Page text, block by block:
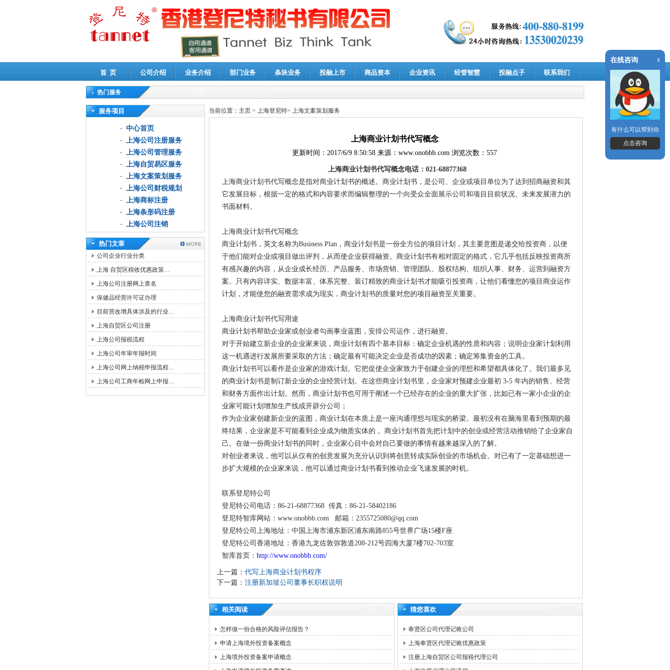
首 页 公司介绍 业务介绍 部门业务 条块业务 投融上市 商品资本 企业资讯 经管智慧 投融点子 联系我们
热门服务
高新技术企业认定审计|企业所得税汇算清缴申报鉴证
服务项目
中心首页
上海公司注册服务
上海公司管理服务
上海自贸易区服务
上海文案策划服务
上海公司财税规划
上海商标注册
上海条形码注册
上海公司注销
热门文章
公司企业行业分类
上海 自贸区税收优惠政策…
上海公司注册网上查名
保健品经营许可证办理
目前营改增具体涉及的行业…
上海自贸区公司注册
上海公司报税流程
上海公司年审年报时间
上海公司网上纳税申报流程…
上海公司工商年检网上申报…
当前位置： 主页 > 上海登尼特> 上海文案策划服务
上海商业计划书代写概念
更新时间： 2017/6/9 8:50:58 来源： www.onobbb.com 浏览次数：557
上海商业计划书代写概念电话：021-68877368
上海商业计划书代写概念是指对商业计划书的概述。商业计划书，是公司、企业或项目单位为了达到招商融资和其
它发展目标，根据一定的格式和内容要求而编辑整理的一个向受众全面展示公司和项目目前状况、未来发展潜力的
书面材料。
上海商业计划书代写概念
商业计划书，英文名称为Business Plan，商业计划书是一份全方位的项目计划，其主要意图是递交给投资商，以便
于他们能对企业或项目做出评判，从而使企业获得融资。商业计划书有相对固定的格式，它几乎包括反映投资商所
有感兴趣的内容，从企业成长经历、产品服务、市场营销、管理团队、股权结构、组织人事、财务、运营到融资方
案。只有内容详实、数据丰富、体系完整、装订精致的商业计划书才能吸引投资商，让他们看懂您的项目商业运作
计划，才能使您的融资需求成为现实，商业计划书的质量对您的项目融资至关重要。
上海商业计划书代写用途
商业计划书帮助企业家或创业者勾画事业蓝图，安排公司运作，进行融资。
对于开始建立新企业的企业家来说，商业计划有四个基本目标：确定企业机遇的性质和内容；说明企业家计划利用
这一机遇进行发展所要采取的方法；确定最有可能决定企业是否成功的因素；确定筹集资金的工具。
商业计划书可以看作是企业家的游戏计划。它把促使企业家致力于创建企业的理想和希望都具体化了。我们最多见
的商业计划书是制订新企业的企业经营计划。在这些商业计划书里，企业家对预建企业最初 3-5 年内的销售、经营
和财务方面作出计划。然而，商业计划书也可用于阐述一个已经存在的企业的重大扩张，比如已有一家小企业的企
业家可能计划增加生产线或开辟分公司；
作为企业家创建新企业的蓝图，商业计划在本质上是一座沟通理想与现实的桥梁。最初没有在脑海里看到预期的最
终结果，企业家是不可能看到企业成为物质实体的 。商业计划书首先把计划中的创业或经营活动推销给了企业家自
己。在做一份商业计划书的同时，企业家心目中会对自己要做的事情有越来越深入的了解。
对创业者来说，他可以从仅有的创意发展为充分认识到将创意转成实际创业的市场机会。对已有了一定基础想进一
步扩大规模的企业家来说，他可以通过商业计划书看到推动企业飞速发展的时机。
联系登尼特公司
登尼特公司电话：86-21-68877368 传真：86-21-58402186
登尼特智库网站：www.onobbb.com 邮箱：2355725080@qq.com
登尼特公司上海地址：中国上海市浦东新区浦东南路855号世界广场15楼F座
登尼特公司香港地址：香港九龙佐敦弥敦道208-212号四海大厦7楼702-703室
智库首页： http://www.onobbb.com/
上一篇： 代写上海商业计划书程序
下一篇： 注册新加坡公司董事长职权说明
相关阅读
怎样做一份合格的风险评估报告？
申请上海境外投资备案概念
上海境外投资备案申请概念
猜您喜欢
奉贤区公司代理记账公司
上海奉贤区代理记账优惠政策
注册上海自贸区公司报税代理公司
在线咨询 x
有什么可以帮到你
点击咨询